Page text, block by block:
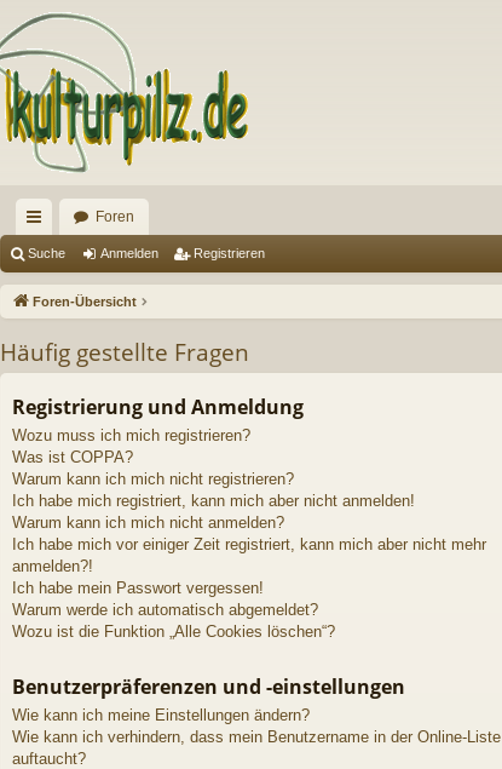
ch
ne
ug
Foren
Suche Anmelden Registrieren
Foren-Übersicht
Häufig gestellte Fragen
Registrierung und Anmeldung
Wozu muss ich mich registrieren?
Was ist COPPA?
Warum kann ich mich nicht registrieren?
Ich habe mich registriert, kann mich aber nicht anmelden!
Warum kann ich mich nicht anmelden?
Ich habe mich vor einiger Zeit registriert, kann mich aber nicht mehr
anmelden?!
Ich habe mein Passwort vergessen!
Warum werde ich automatisch abgemeldet?
Wozu ist die Funktion „Alle Cookies löschen“?
Benutzerpräferenzen und -einstellungen
Wie kann ich meine Einstellungen ändern?
Wie kann ich verhindern, dass mein Benutzername in der Online-Liste
auftaucht?